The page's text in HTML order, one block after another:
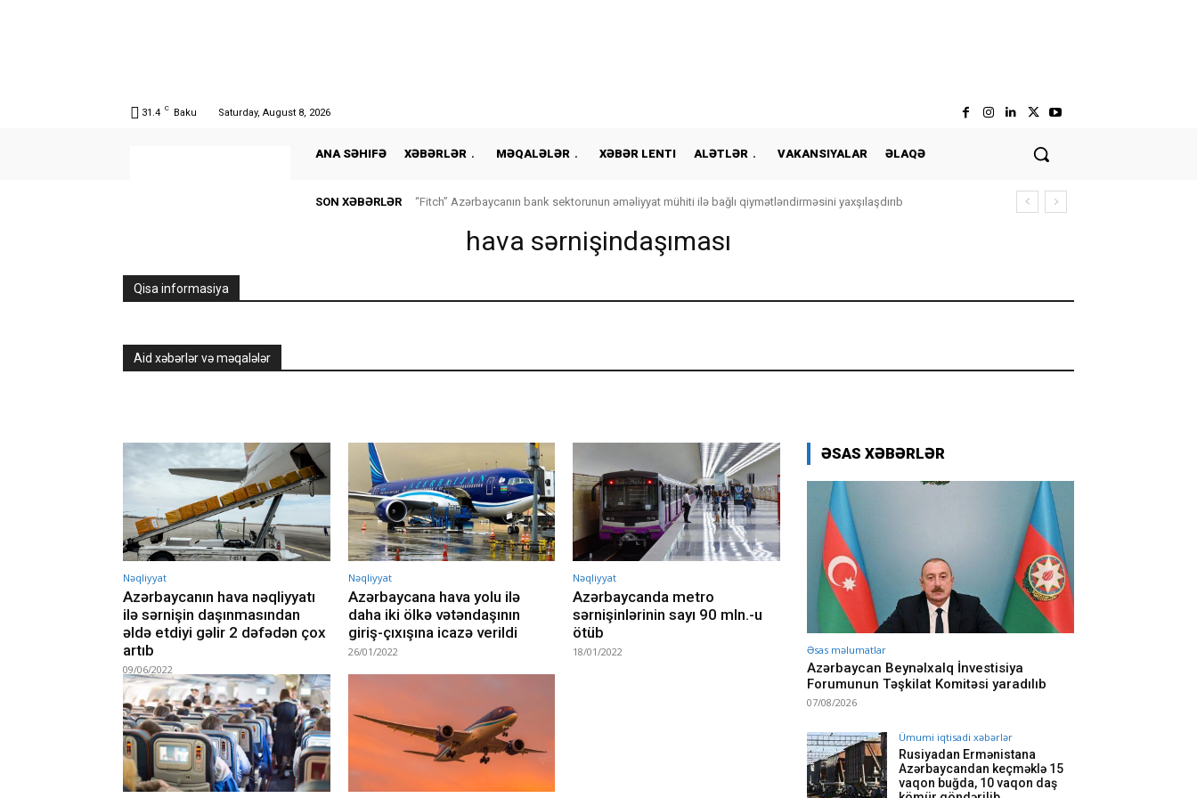
31.4 C Baku Saturday, August 8, 2026
ANA SƏHIFƏ XƏBƏRLƏR MƏQALƏLƏR XƏBƏR LENTI ALƏTLƏR VAKANSIYALAR ƏLAQƏ
SON XƏBƏRLƏR “Fitch” Azərbaycanın bank sektorunun əməliyyat mühiti ilə bağlı qiymətləndirməsini yaxşılaşdırıb
hava sərnişindaşıması
Qisa informasiya
Aid xəbərlər və məqalələr
Nəqliyyat
Azərbaycanın hava nəqliyyatı
ilə sərnişin daşınmasından
əldə etdiyi gəlir 2 dəfədən çox
artıb
09/06/2022
Nəqliyyat
Azərbaycana hava yolu ilə
daha iki ölkə vətəndaşının
giriş-çıxışına icazə verildi
26/01/2022
Nəqliyyat
Azərbaycanda metro
sərnişinlərinin sayı 90 mln.-u
ötüb
18/01/2022
ƏSAS XƏBƏRLƏR
Əsas məlumatlar
Azərbaycan Beynəlxalq İnvestisiya
Forumunun Təşkilat Komitəsi yaradılıb
07/08/2026
Ümumi iqtisadi xəbərlər
Rusiyadan Ermənistana
Azərbaycandan keçməklə 15
vaqon buğda, 10 vaqon daş